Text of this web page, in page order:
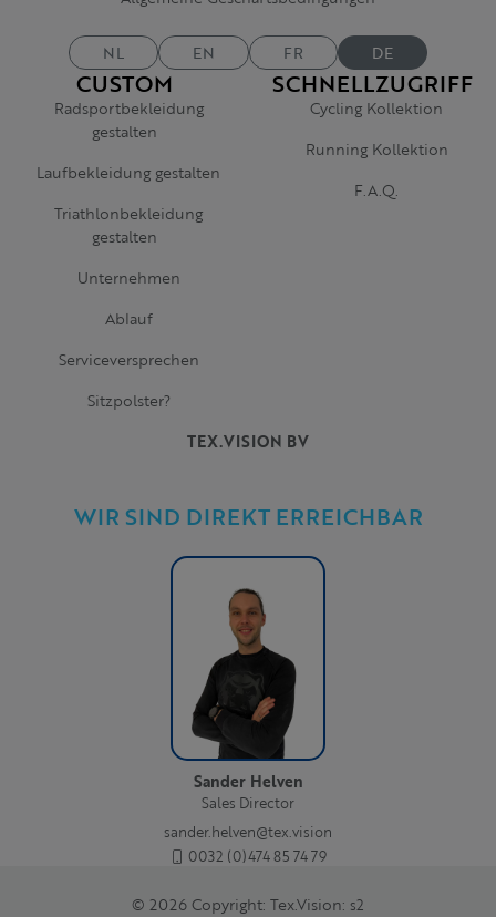
TEX.VISION BV
WIR SIND DIREKT ERREICHBAR
Sander Helven
Sales Director
sander.helven@tex.vision
0032 (0)474 85 74 79
CUSTOM
Radsportbekleidung
gestalten
Laufbekleidung gestalten
Triathlonbekleidung
gestalten
Unternehmen
Ablauf
Serviceversprechen
Sitzpolster?
SCHNELLZUGRIFF
Cycling Kollektion
Running Kollektion
F.A.Q.
NL EN FR DE
© 2026 Copyright: Tex.Vision: s2